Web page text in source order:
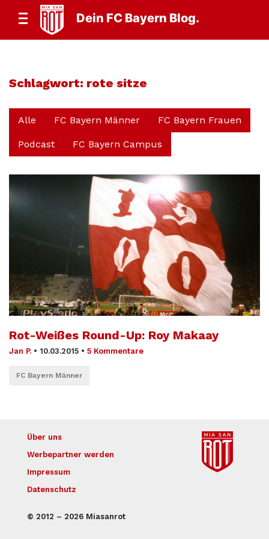
Dein FC Bayern Blog.
Schlagwort: rote sitze
Alle FC Bayern Männer FC Bayern Frauen
Podcast FC Bayern Campus
Rot-Weißes Round-Up: Roy Makaay
Jan P. • 10.03.2015 • 5 Kommentare
FC Bayern Männer
© 2012 – 2026 Miasanrot
Über uns
Werbepartner werden
Impressum
Datenschutz